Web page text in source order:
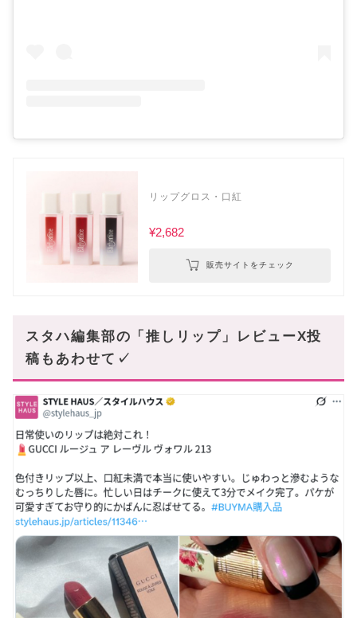
リップグロス・口紅
¥2,682
販売サイトをチェック
スタハ編集部の「推しリップ」レビューX投
稿もあわせて✓